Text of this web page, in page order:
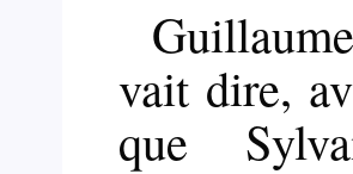
vait dire,
que